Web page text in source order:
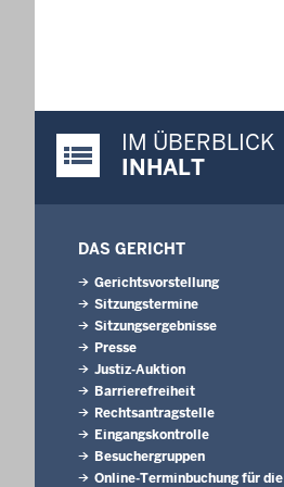
Justiz-Portal im Überblick:
IM ÜBERBLICK
INHALT
DAS GERICHT
Gerichtsvorstellung
Sitzungstermine
Sitzungsergebnisse
Presse
Justiz-Auktion
Barrierefreiheit
Rechtsantragstelle
Eingangskontrolle
Besuchergruppen
Online-Terminbuchung für die